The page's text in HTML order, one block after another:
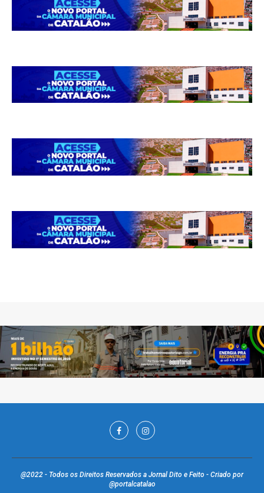
@2022 - Todos os Direitos Reservados a Jornal Dito e Feito - Criado por
@portalcatalao